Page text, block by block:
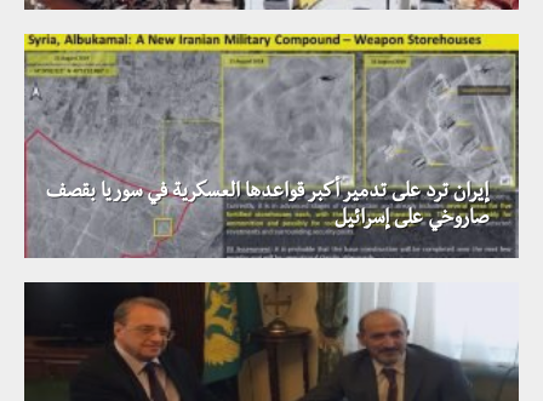
إيران ترد على تدمير أكبر قواعدها العسكرية في سوريا بقصف
صاروخي على إسرائيل